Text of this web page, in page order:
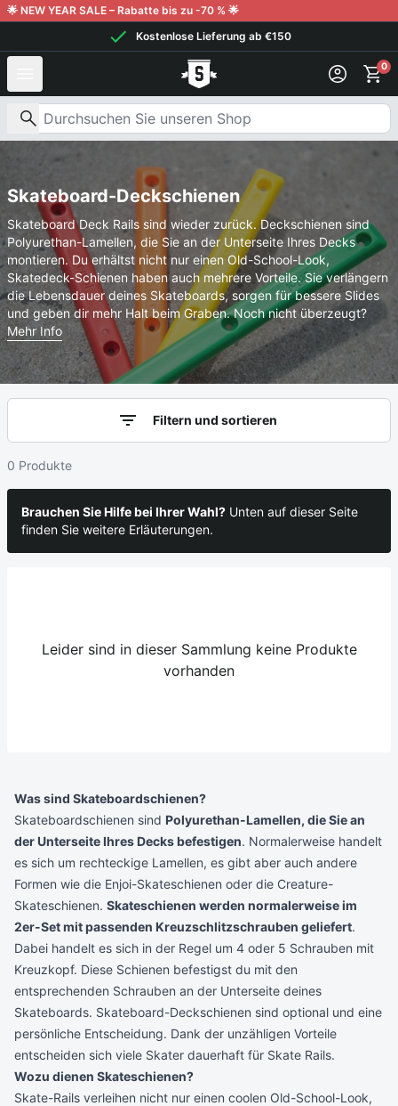
Weiter zum Inhalt
🌟 NEW YEAR SALE – Rabatte bis zu -70 % 🌟
Kostenlose Lieferung ab €150
0
Nach Produkten suchen
Skateboard-Deckschienen
Skateboard Deck Rails sind wieder zurück. Deckschienen sind
Polyurethan-Lamellen, die Sie an der Unterseite Ihres Decks
montieren. Du erhältst nicht nur einen Old-School-Look,
Skatedeck-Schienen haben auch mehrere Vorteile. Sie verlängern
die Lebensdauer deines Skateboards, sorgen für bessere Slides
und geben dir mehr Halt beim Graben. Noch nicht überzeugt?
Mehr Info
Filtern und sortieren
0 Produkte
Brauchen Sie Hilfe bei Ihrer Wahl? Unten auf dieser Seite
finden Sie weitere Erläuterungen.
Leider sind in dieser Sammlung keine Produkte
vorhanden
Was sind Skateboardschienen?
Skateboardschienen sind Polyurethan-Lamellen, die Sie an
der Unterseite Ihres Decks befestigen. Normalerweise handelt
es sich um rechteckige Lamellen, es gibt aber auch andere
Formen wie die Enjoi-Skateschienen oder die Creature-
Skateschienen. Skateschienen werden normalerweise im
2er-Set mit passenden Kreuzschlitzschrauben geliefert.
Dabei handelt es sich in der Regel um 4 oder 5 Schrauben mit
Kreuzkopf. Diese Schienen befestigst du mit den
entsprechenden Schrauben an der Unterseite deines
Skateboards. Skateboard-Deckschienen sind optional und eine
persönliche Entscheidung. Dank der unzähligen Vorteile
entscheiden sich viele Skater dauerhaft für Skate Rails.
Wozu dienen Skateschienen?
Skate-Rails verleihen nicht nur einen coolen Old-School-Look,